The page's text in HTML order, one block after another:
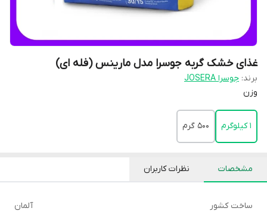
غذای خشک گربه جوسرا مدل مارینس (فله ای)
برند: جوسرا JOSERA
وزن
1 کیلوگرم 500 گرم
مشخصات نظرات کاربران
ساخت کشور آلمان